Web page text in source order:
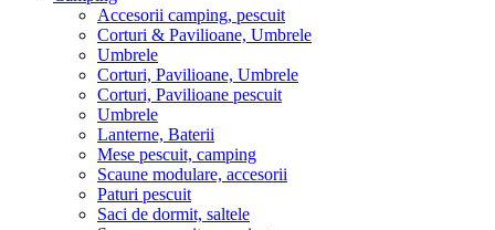
Accesorii camping, pescuit
Corturi & Pavilioane, Umbrele
Umbrele
Corturi, Pavilioane, Umbrele
Corturi, Pavilioane pescuit
Umbrele
Lanterne, Baterii
Mese pescuit, camping
Scaune modulare, accesorii
Paturi pescuit
Saci de dormit, saltele